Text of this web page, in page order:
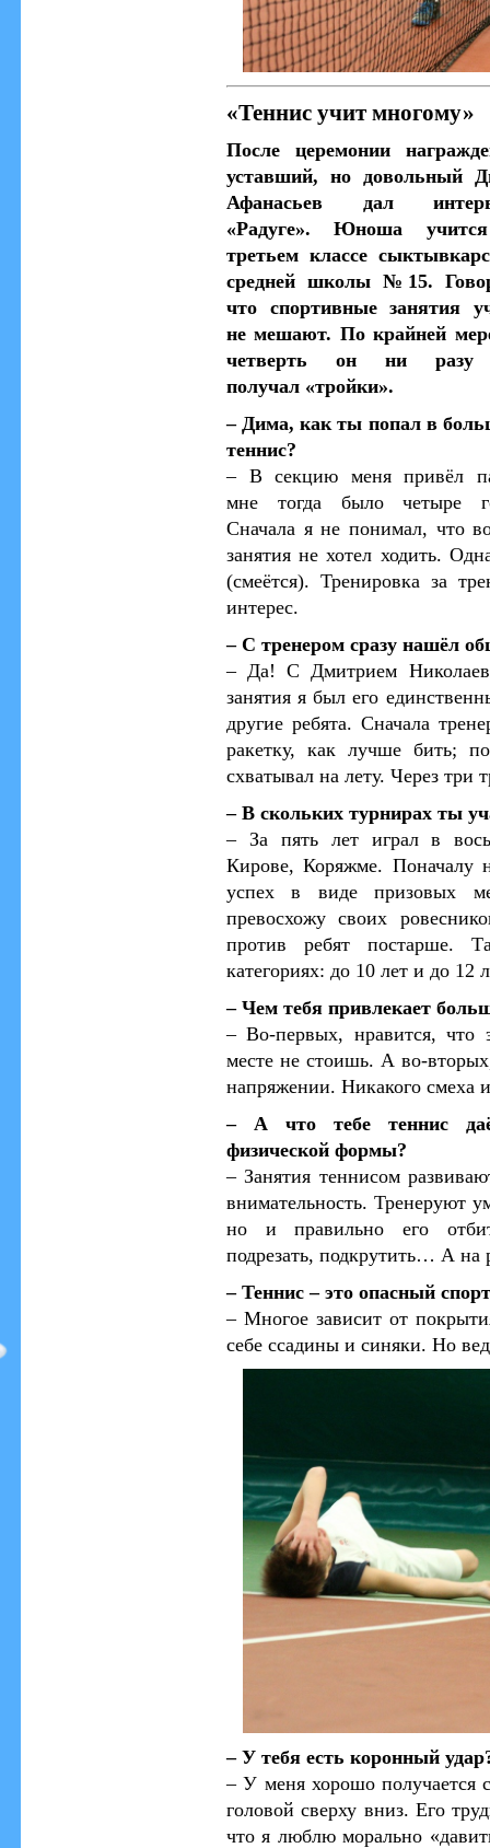
«Теннис учит многому»
После церемонии
уставший, но довольный
Афанасьев дал
«Радуге». Юноша
третьем классе
средней школы №15.
что спортивные занятия
не мешают. По крайней
четверть он ни разу
получал «тройки».
– Дима, как ты попал в
теннис?
– В секцию меня привёл
мне тогда было четыре
Сначала я не понимал, что
занятия не хотел ходить.
(смеётся). Тренировка за
интерес.
– С тренером сразу нашёл
– Да! С Дмитрием
занятия я был его
другие ребята. Сначала
ракетку, как лучше бить;
схватывал на лету. Через три
– В скольких турнирах ты
– За пять лет играл в
Кирове, Коряжме. Поначалу
успех в виде призовых
превосхожу своих
против ребят постарше.
категориях: до 10 лет и до 12
– Чем тебя привлекает
– Во-первых, нравится, что
месте не стоишь. А во-
напряжении. Никакого смеха
– А что тебе теннис
физической формы?
– Занятия теннисом
внимательность. Тренеруют
но и правильно его
подрезать, подкрутить… А на
– Теннис – это опасный
– Многое зависит от
себе ссадины и синяки. Но
– У тебя есть коронный
– У меня хорошо
головой сверху вниз. Его
что я люблю морально